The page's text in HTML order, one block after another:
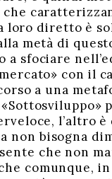
loro diretto è
metà di
sfociare
con il
a una
l’altro
non bisogna
che non
comunque,